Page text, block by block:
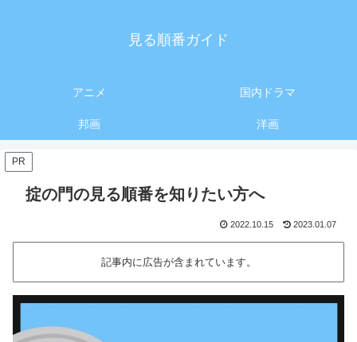
見る順番ガイド
アニメ 国内ドラマ
邦画 洋画
PR
掟の門の見る順番を知りたい方へ
2022.10.15 2023.01.07
記事内に広告が含まれています。